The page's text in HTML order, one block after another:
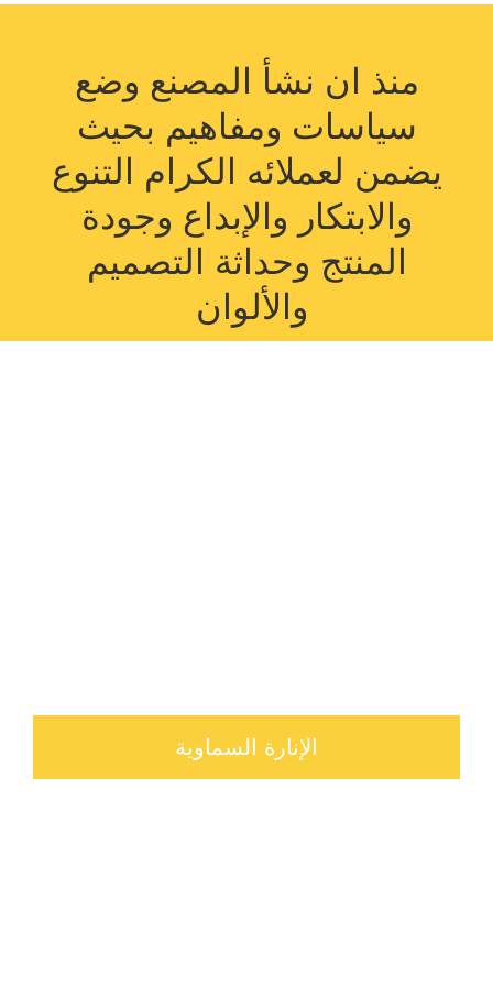
منذ ان نشأ المصنع وضع
سياسات ومفاهيم بحيث
يضمن لعملائه الكرام التنوع
والابتكار والإبداع وجودة
المنتج وحداثة التصميم
والألوان
الإنارة السماوية